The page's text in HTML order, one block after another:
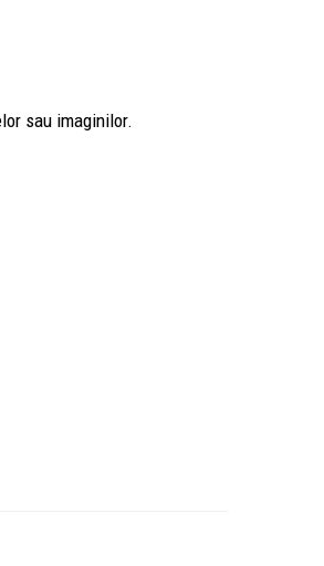
sau imaginilor.